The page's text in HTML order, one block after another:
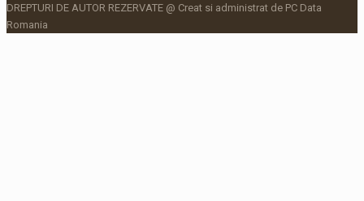
DREPTURI DE AUTOR REZERVATE @ Creat si administrat de PC Data
Romania